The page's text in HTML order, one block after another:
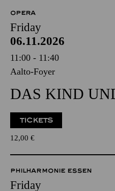
OPERA
Friday
06.11.2026
11:00 - 11:40
Aalto-Foyer
DAS KIND
TICKETS
12,00 €
PHILHARMONIE ESSEN
Friday